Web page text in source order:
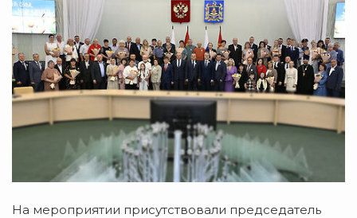
На мероприятии присутствовали председатель